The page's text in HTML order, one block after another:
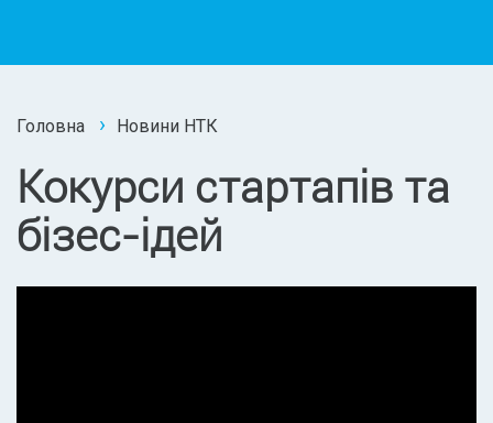
Головна Новини НТК
Кокурси стартапів та
бізес-ідей